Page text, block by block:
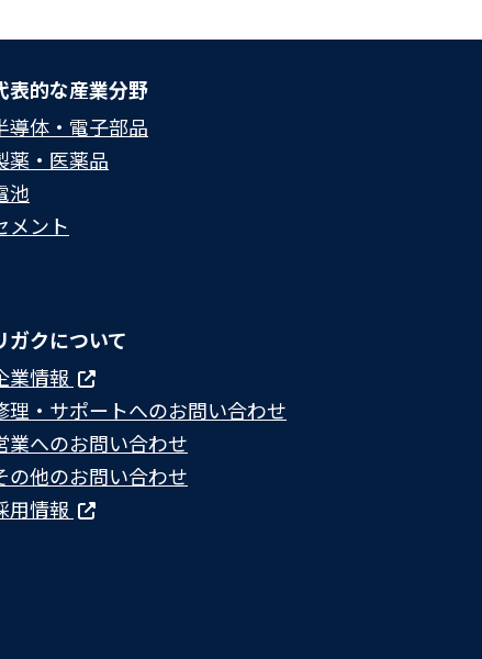
表的な産業分野
導体・電子部品
薬・医薬品
池
メント
ガクについて
業情報
理・サポートへのお問い合わせ
業へのお問い合わせ
の他のお問い合わせ
用情報